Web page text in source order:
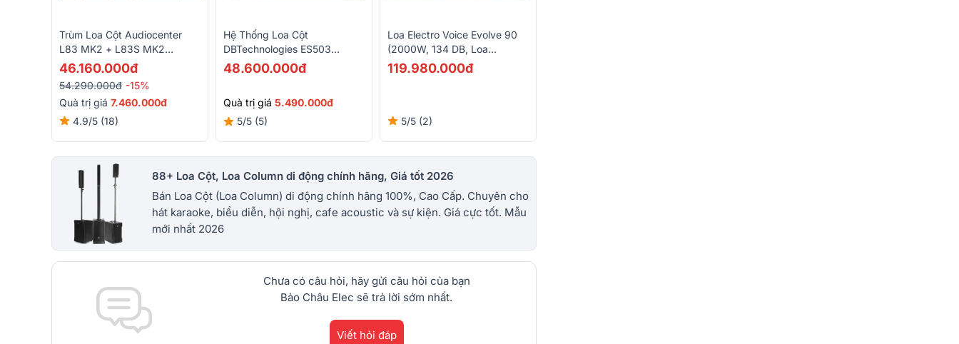
Trùm Loa Cột Audiocenter
L83 MK2 + L83S MK2
(4000W, Class D, Bluetooth,
Loa Column)
46.160.000đ
54.290.000đ -15%
Quà trị giá 7.460.000đ
4.9/5 (18)
Hệ Thống Loa Cột
DBTechnologies ES503
(1000W, 121dB, Mixer 3 Kênh,
Bluetooth)
48.600.000đ
Quà trị giá 5.490.000đ
5/5 (5)
Loa Electro Voice Evolve 90
(2000W, 134 DB, Loa
Column)
119.980.000đ
5/5 (2)
88+ Loa Cột, Loa Column di động chính hãng, Giá tốt 2026
Bán Loa Cột (Loa Column) di động chính hãng 100%, Cao Cấp. Chuyên cho
hát karaoke, biểu diễn, hội nghị, cafe acoustic và sự kiện. Giá cực tốt. Mẫu
mới nhất 2026
Chưa có câu hỏi, hãy gửi câu hỏi của bạn
Bảo Châu Elec sẽ trả lời sớm nhất.
Viết hỏi đáp